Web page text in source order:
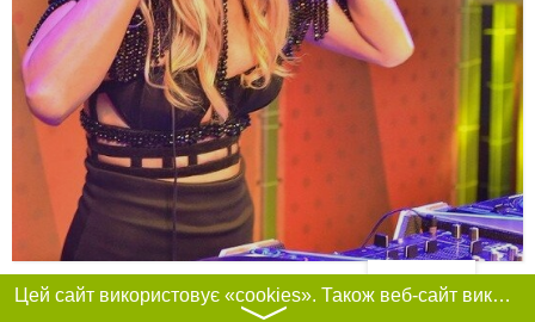
Фільтри
Цей сайт використовує «cookies». Також веб-сайт використовує інтернет-сервіс для збору технічних даних стосовно відвідувачів з метою отримання маркетингової та статистичної інформації. Умови обробки даних відвідувачів сайту див.
〉